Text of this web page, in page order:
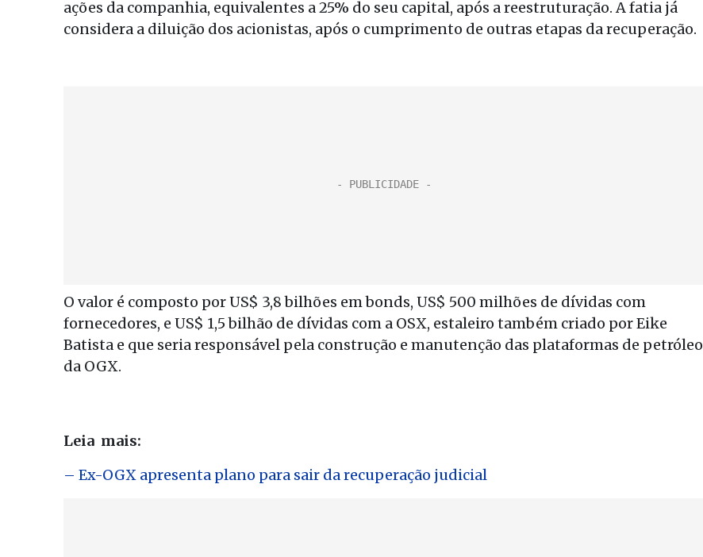
ações da companhia, equivalentes a 25% do seu capital, após a reestruturação. A fatia já
considera a diluição dos acionistas, após o cumprimento de outras etapas da recuperação.
O valor é composto por US$ 3,8 bilhões em bonds, US$ 500 milhões de dívidas com
fornecedores, e US$ 1,5 bilhão de dívidas com a OSX, estaleiro também criado por Eike
Batista e que seria responsável pela construção e manutenção das plataformas de petróleo
da OGX.
Leia mais:
– Ex-OGX apresenta plano para sair da recuperação judicial